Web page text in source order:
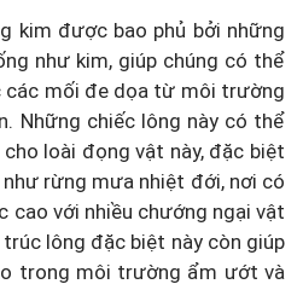
kim được bao phủ bởi những
như kim, giúp chúng có thể
các mối đe dọa từ môi trường
Những chiếc lông này có thể
loài đọng vật này, đặc biệt
rừng mưa nhiệt đới, nơi có
cao với nhiều chướng ngại vật
lông đặc biệt này còn giúp
trong môi trường ẩm ướt và